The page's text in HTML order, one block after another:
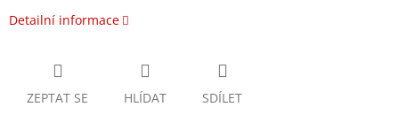
Detailní informace
ZEPTAT SE HLÍDAT SDÍLET